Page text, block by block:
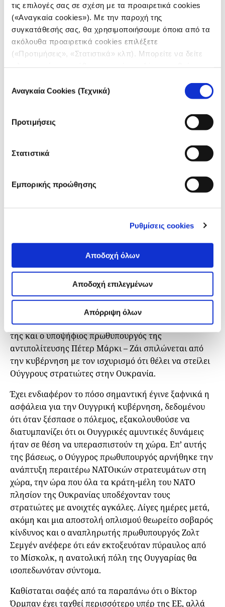
τις επιλογές σας σε σχέση με τα προαιρετικά cookies
(«Αναγκαία cookies»). Με την παροχή της
συγκατάθεσής σας, θα χρησιμοποιήσουμε όποια από τα
ακόλουθα προαιρετικά cookies επιλέξετε
(«Προτιμήσεις», «Στατιστικά» κλπ). Μπορείτε να δείτε
συγκατάθεσης
Αναγκαία Cookies (Τεχνικά)
Προτιμήσεις
Στατιστικά
Εμπορικής προώθησης
Ρυθμίσεις cookies
Αποδοχή όλων
Αποδοχή επιλεγμένων
Απόρριψη όλων
H ορμή, η ανιδεότητα, είναι εμφανής: ουδέποτε στο
παρελθόν δεν υπήρξε αξιόπιστη κυβερνητική
προπαγάνδα τόσο ασυνεπής και χαοτική. Κάθε ημέρα
που περνάει, γίνονται αντιφατικές δηλώσεις,
κυβερνητικές εξαγγελίες και τα κυβερνητικά μέσα
μας ενημερώνουν περισσότερο σχετικά με τα όσα η
κυβέρνηση επιθυμεί να γνωστοποιήσει στους
ψηφοφόρους της: στην κρατική τηλεόραση και στις
φιλοκυβερνητικές σελίδες στο Facebook, εξακολουθεί
«εμπειρογνώμονες» υποστηρίζουν ευθέως στην
κάμερα ότι η Ουκρανία είναι εκείνη που προκάλεσε
πορεύεται μόνος του
ανεξαρτήτως της μεγάλης ομοψυχίας, θα
ακολουθήσει το δικό του δρόμο. Η Ουγγαρία, σε
αντίθεση με άλλες χώρες της ΕΕ, δεν εξάγει όπλα
στην Ουκρανία, ούτε καν επιτρέπει τη μεταφορά
όπλων. Και όλα αυτά στηριζόμενα στο γεγονός ότι θα
εμπλεκόταν η Ουγγαρία στον πόλεμο. Στο μεταξύ, η
εκλογική εκστρατεία βρίσκεται επίσης στο απόγειό
της και ο υποψήφιος πρωθυπουργός της
αντιπολίτευσης Πέτερ Μάρκι – Ζάι σπιλώνεται από
την κυβέρνηση με τον ισχυρισμό ότι θέλει να στείλει
Ούγγρους στρατιώτες στην Ουκρανία.
Έχει ενδιαφέρον το πόσο σημαντική έγινε ξαφνικά η
ασφάλεια για την Ουγγρική κυβέρνηση, δεδομένου
ότι όταν ξέσπασε ο πόλεμος, εξακολουθούσε να
διατυμπανίζει ότι οι Ουγγρικές αμυντικές δυνάμεις
ήταν σε θέση να υπερασπιστούν τη χώρα. Επ’ αυτής
της βάσεως, ο Ούγγρος πρωθυπουργός αρνήθηκε την
ανάπτυξη περαιτέρω ΝΑΤΟικών στρατευμάτων στη
χώρα, την ώρα που όλα τα κράτη-μέλη του ΝΑΤΟ
πλησίον της Ουκρανίας υποδέχονταν τους
στρατιώτες με ανοιχτές αγκάλες. Λίγες ημέρες μετά,
ακόμη και μια αποστολή οπλισμού θεωρείτο σοβαρός
κίνδυνος και ο αναπληρωτής πρωθυπουργός Ζολτ
Σεμγέν ανέφερε ότι εάν εκτοξευόταν πύραυλος από
το Μίσκολκ, η ανατολική πόλη της Ουγγαρίας θα
ισοπεδωνόταν σύντομα.
Καθίσταται σαφές από τα παραπάνω ότι ο Βίκτορ
Όρμπαν έχει ταχθεί περισσότερο υπέρ της ΕΕ, αλλά